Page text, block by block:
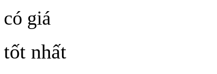
có giá
tốt nhất